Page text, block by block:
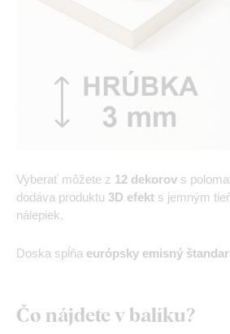
Vyberať môžete z 12 dekorov s
dodáva produktu 3D efekt s jemným
nálepiek.
Doska spĺňa európsky emisný
Čo nájdete v balíku?